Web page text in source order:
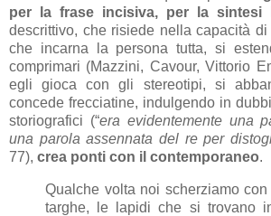
per la frase incisiva, per la sintesi
descrittivo, che risiede nella capacità
che incarna la persona tutta, si
comprimari (Mazzini, Cavour, Vittorio
egli gioca con gli stereotipi, si
concede frecciatine, indulgendo in
storiografici (“era evidentemente una
una parola assennata del re per
77), crea ponti con il contemporaneo.
Qualche volta noi scherziamo
targhe, le lapidi che si trovano